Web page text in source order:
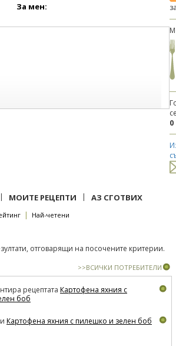
За мен:
0
| МОИТЕ РЕЦЕПТИ | АЗ СГОТВИХ
| Най-четени
отговарящи на посочените критерии.
>>ВСИЧКИ ПОТРЕБИТЕЛИ
рецептата Картофена яхния с
боб
Картофена яхния с пилешко и зелен боб